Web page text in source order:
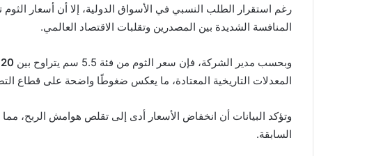
رغم استقرار الطلب النسبي في الأسواق الدولية، إلا أن أسعار
المنافسة الشديدة بين المصدرين وتقلبات الاقتصاد العالمي.
وبحسب مدير الشركة، فإن سعر الثوم من فئة 5.5 سم يتراوح بين 920 و950
المعدلات التاريخية المعتادة، ما يعكس ضغوطًا واضحة على قطاع
وتؤكد البيانات أن انخفاض الأسعار أدى إلى تقلص هوامش الربح، مما
السابقة.